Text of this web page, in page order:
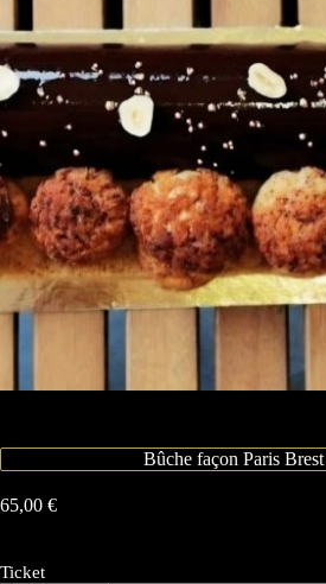
Bûche façon Paris Brest
65,00 €
Ticket